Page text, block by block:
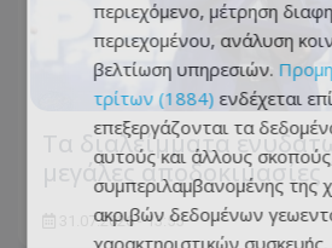
Τα διαλείμματα
μεγάλες αποδοκιμασίες
31.07.2026 - 13:55
περιεχόμενο, μέτρηση
περιεχομένου, ανάλυση
βελτίωση υπηρεσιών.
τρίτων (1884) ενδέχεται
επεξεργάζονται τα
αυτούς και άλλους
συμπεριλαμβανομένης της
ακριβών δεδομένων
χαρακτηριστικών